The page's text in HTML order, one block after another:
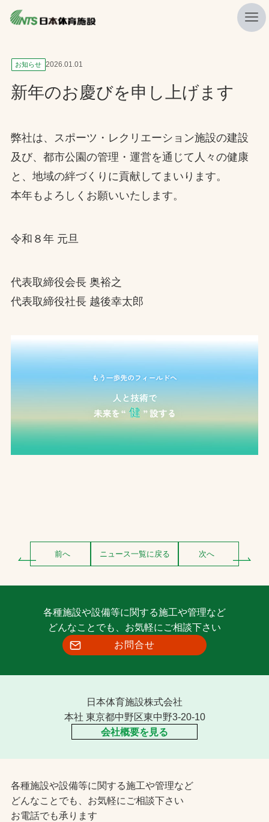
私たちの強み
ニュース
レポート
製品・サービス一覧
施工・管理実績一覧
お問合せ
プライバシーポリシー
文字の見えづらさや操作にお困りの方へ
お知らせ 2026.01.01
新年のお慶びを申し上げます
弊社は、スポーツ・レクリエーション施設の建設
及び、都市公園の管理・運営を通じて人々の健康
と、地域の絆づくりに貢献してまいります。
本年もよろしくお願いいたします。
令和８年 元旦
代表取締役会長 奥裕之
代表取締役社長 越後幸太郎
前へ ニュース一覧に戻る 次へ
各種施設や設備等に関する施工や管理など
どんなことでも、お気軽にご相談下さい
お問合せ
日本体育施設株式会社
本社 東京都中野区東中野3-20-10
会社概要を見る
各種施設や設備等に関する施工や管理など
どんなことでも、お気軽にご相談下さい
お電話でも承ります